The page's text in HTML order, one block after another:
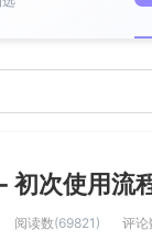
初次使用流
阅读数(69821 ) 评论